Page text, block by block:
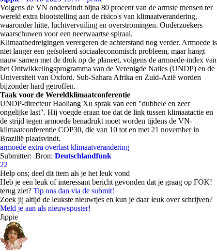
Volgens de VN ondervindt bijna 80 procent van de armste mensen ter
wereld extra blootstelling aan de risico's van klimaatverandering,
waaronder hitte, luchtvervuiling en overstromingen. Onderzoekers
waarschuwen voor een neerwaartse spiraal.
Klimaatbedreigingen verergeren de achterstand nog verder. Armoede is
niet langer een geïsoleerd sociaaleconomisch probleem, maar hangt
nauw samen met de druk op de planeet, volgens de armoede-index van
het Ontwikkelingsprogramma van de Verenigde Naties (UNDP) en de
Universiteit van Oxford. Sub-Sahara Afrika en Zuid-Azië worden
bijzonder hard getroffen.
Taak voor de Wereldklimaatconferentie
UNDP-directeur Haoliang Xu sprak van een "dubbele en zeer
ongelijke last". Hij voegde eraan toe dat de link tussen klimaatactie en
de strijd tegen armoede benadrukt moet worden tijdens de VN-
klimaatconferentie COP30, die van 10 tot en met 21 november in
Brazilië plaatsvindt.
armoede extra overlast klimaatverandering
Submitter: Bron: Deutschlandfunk
22
Help ons; deel dit item als je het leuk vond
Heb je een leuk of interessant bericht gevonden dat je graag op FOK!
terug ziet? Tip ons dan via de submit!
Zoek jij altijd de leukste nieuwtjes en kun je daar leuk over schrijven?
Meld je aan als nieuwsposter!
Jippie